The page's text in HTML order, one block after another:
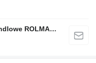
Przedsiębiorstwo Produkcyjno-Handlowe ROLMAPOL Marcin Dziekan